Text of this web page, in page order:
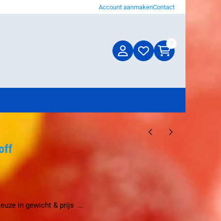
Account aanmakenContact
0
in gewicht & prijs ...